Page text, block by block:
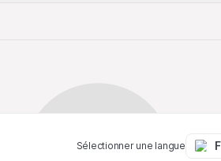
Sélectionner une langue